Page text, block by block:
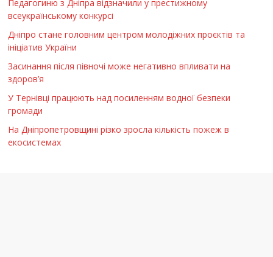
Педагогиню з Дніпра відзначили у престижному
всеукраїнському конкурсі
Дніпро стане головним центром молодіжних проєктів та
ініціатив України
Засинання після півночі може негативно впливати на
здоров’я
У Тернівці працюють над посиленням водної безпеки
громади
На Дніпропетровщині різко зросла кількість пожеж в
екосистемах